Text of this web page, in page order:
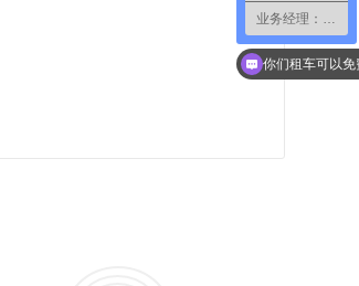
业务经理：小郑
你们租车可以
现在有优惠活动